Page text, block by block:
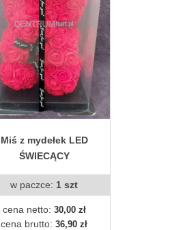
Miś z mydełek LED
ŚWIECĄCY
w paczce: 1 szt
cena netto: 30,00 zł
cena brutto: 36,90 zł